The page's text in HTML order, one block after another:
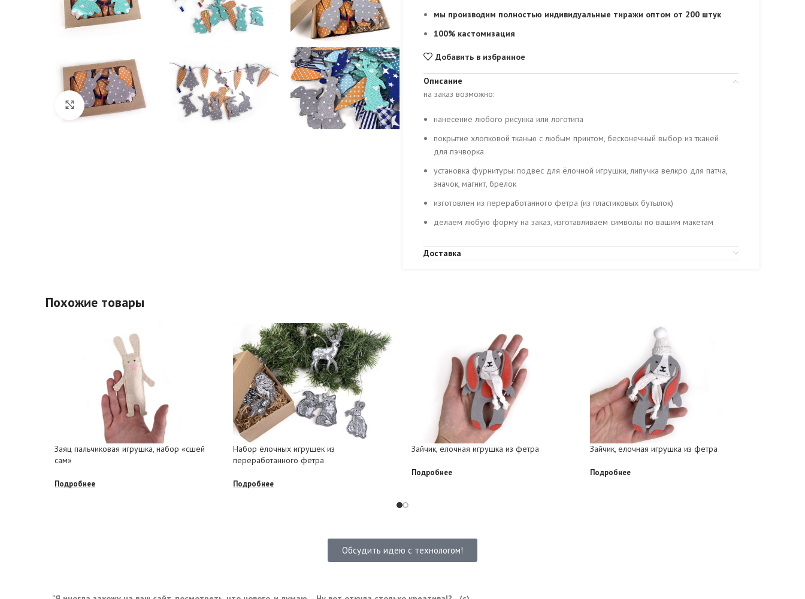
Click to enlarge
мы производим полностью индивидуальные тиражи оптом от 200 штук
100% кастомизация
Добавить в избранное
Описание
на заказ возможно:
нанесение любого рисунка или логотипа
покрытие хлопковой тканью с любым принтом, бесконечный выбор из тканей
для пэчворка
установка фурнитуры: подвес для ёлочной игрушки, липучка велкро для патча,
значок, магнит, брелок
изготовлен из переработанного фетра (из пластиковых бутылок)
делаем любую форму на заказ, изготавливаем символы по вашим макетам
Доставка
Похожие товары
Заяц пальчиковая игрушка, набор «сшей
сам»
Подробнее
Набор ёлочных игрушек из
переработанного фетра
Подробнее
Зайчик, елочная игрушка из фетра
Подробнее
Зайчик, елочная игрушка из фетра
Подробнее
Обсудить идею с технологом!